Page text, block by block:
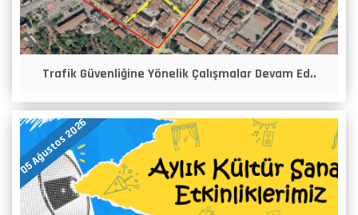
Trafik Güvenliğine Yönelik Çalışmalar Devam Ed..
05 Ağustos 2026